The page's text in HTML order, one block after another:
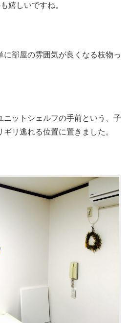
嬉しいですね。
に部屋の雰囲気が良くなる枝物っ
ニットシェルフの手前という、子
リ逃れる位置に置きました。